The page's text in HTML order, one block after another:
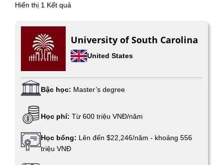
Hiển thị 1 Kết quả
University of South Carolina
United States
Bậc học: Master’s degree
Học phí: Từ 600 triệu VNĐ/năm
Học bổng: Lên đến $22,246/năm - khoảng 556
triệu VNĐ